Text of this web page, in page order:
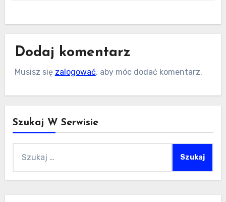
Dodaj komentarz
Musisz się zalogować, aby móc dodać komentarz.
Szukaj W Serwisie